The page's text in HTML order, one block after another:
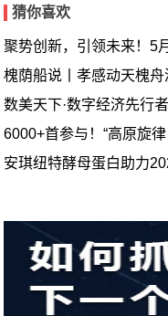
猜你喜欢
聚势创新，引领未来！5
槐荫船说丨孝感动天槐
数美天下·数字经济先行
6000+首参与！“高原旋
安琪纽特酵母蛋白助力